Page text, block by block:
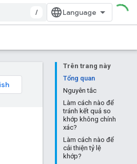
/
Trên trang này
Tổng quan
Nguyên tắc
Làm cách nào để
tránh kết quả so
khớp không chính
xác?
Làm cách nào để
cải thiện tỷ lệ
khớp?